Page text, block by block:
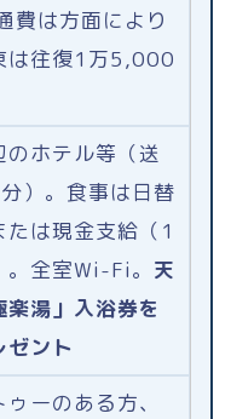
費は方面により
は往復1万5,000
のホテル等（送
）。食事は日替
たは現金支給（1
全室Wi-Fi。 天
湯」入浴券を
ゼント
ーのある方、